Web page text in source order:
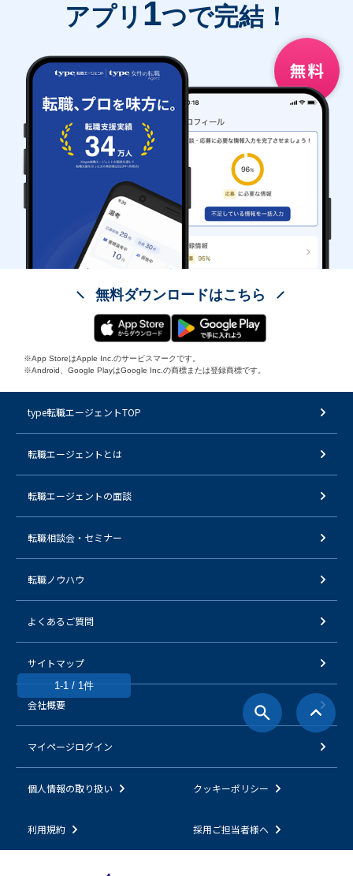
1-1 / 1件
アプリ 1つで完結！
無料ダウンロードはこちら
※App StoreはApple Inc.のサービスマークです。
※Android、Google PlayはGoogle Inc.の商標または登録商標です。
type転職エージェントTOP
転職エージェントとは
転職エージェントの面談
転職相談会・セミナー
転職ノウハウ
よくあるご質問
サイトマップ
会社概要
マイページログイン
個人情報の取り扱い クッキーポリシー
利用規約 採用ご担当者様へ